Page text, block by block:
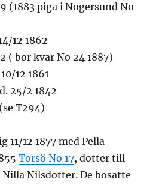
(1883 piga i Nogersund No
12 1862
( bor kvar No 24 1887)
12 1861
25/2 1842
T294)
11/12 1877 med Pella
Torsö No 17, dotter till
Nilsdotter. De bosatte